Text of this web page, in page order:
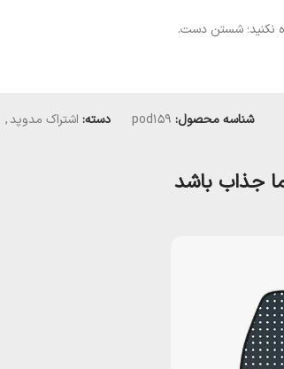
نکنید؛ شستن دست.
شناسه محصول: pod159 دسته: اشتراک مدوپد,
جذاب باشد